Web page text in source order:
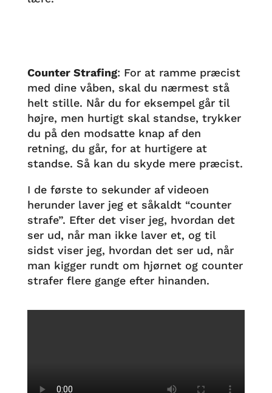
Counter Strafing: For at ramme præcist
med dine våben, skal du nærmest stå
helt stille. Når du for eksempel går til
højre, men hurtigt skal standse, trykker
du på den modsatte knap af den
retning, du går, for at hurtigere at
standse. Så kan du skyde mere præcist.
I de første to sekunder af videoen
herunder laver jeg et såkaldt “counter
strafe”. Efter det viser jeg, hvordan det
ser ud, når man ikke laver et, og til
sidst viser jeg, hvordan det ser ud, når
man kigger rundt om hjørnet og counter
strafer flere gange efter hinanden.